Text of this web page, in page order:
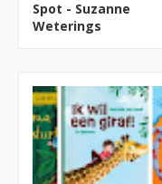
Spot - Suzanne
Weterings